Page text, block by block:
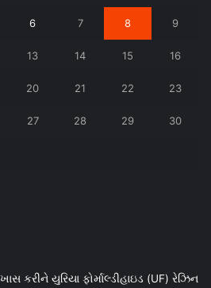
6 7 8 9
13 14 15 16
20 21 22 23
27 28 29 30
કરીને યુરિયા ફોર્માલ્ડીહાઇડ (UF) રેઝિન